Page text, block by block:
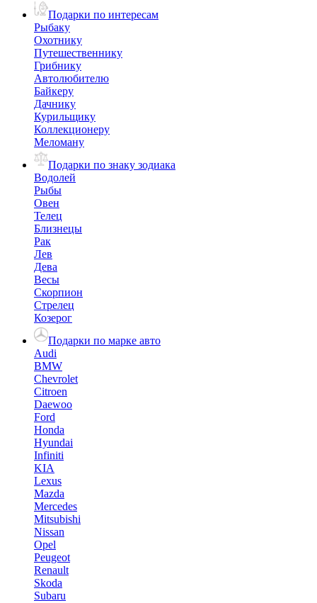
Подарки по интересам
Рыбаку
Охотнику
Путешественнику
Грибнику
Автолюбителю
Байкеру
Дачнику
Курильщику
Коллекционеру
Меломану
Подарки по знаку зодиака
Водолей
Рыбы
Овен
Телец
Близнецы
Рак
Лев
Дева
Весы
Скорпион
Стрелец
Козерог
Подарки по марке авто
Audi
BMW
Chevrolet
Citroen
Daewoo
Ford
Honda
Hyundai
Infiniti
KIA
Lexus
Mazda
Mercedes
Mitsubishi
Nissan
Opel
Peugeot
Renault
Skoda
Subaru